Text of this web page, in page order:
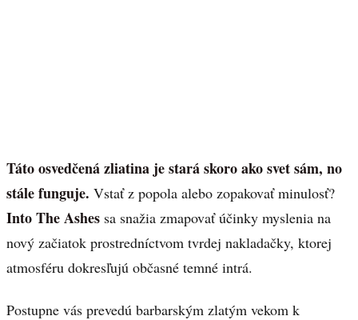
Táto osvedčená zliatina je stará skoro ako svet sám, no
stále funguje. Vstať z popola alebo zopakovať minulosť?
Into The Ashes sa snažia zmapovať účinky myslenia na
nový začiatok prostredníctvom tvrdej nakladačky, ktorej
atmosféru dokresľujú občasné temné intrá.
Postupne vás prevedú barbarským zlatým vekom k